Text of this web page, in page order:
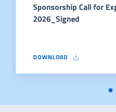
Sponsorship Call for
2026_Signed
DOWNLOAD
SPONSORSHIP CALL FOR